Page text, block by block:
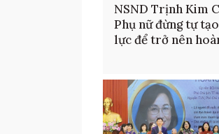
NSND Trịnh Kim
Phụ nữ đừng tự
lực để trở nên